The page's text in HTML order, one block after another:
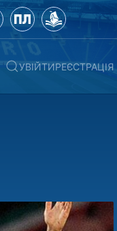
УВІЙТИРЕЄСТРАЦІЯ